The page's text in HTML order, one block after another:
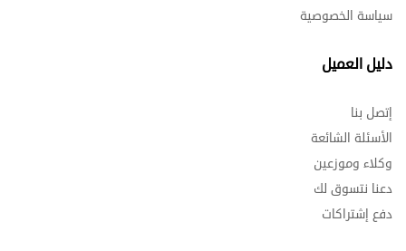
سياسة الخصوصية
دليل العميل
إتصل بنا
الأسئلة الشائعة
وكلاء وموزعين
دعنا نتسوق لك
دفع إشتراكات